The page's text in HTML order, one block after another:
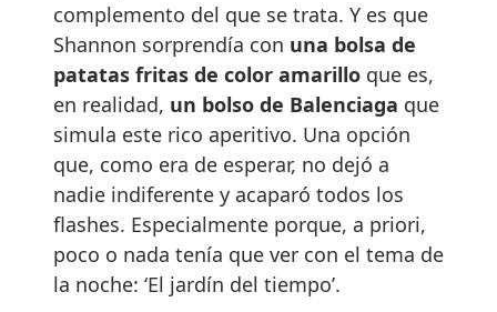
complemento del que se trata. Y es que
Shannon sorprendía con una bolsa de
patatas fritas de color amarillo que es,
en realidad, un bolso de Balenciaga que
simula este rico aperitivo. Una opción
que, como era de esperar, no dejó a
nadie indiferente y acaparó todos los
flashes. Especialmente porque, a priori,
poco o nada tenía que ver con el tema de
la noche: ‘El jardín del tiempo’.